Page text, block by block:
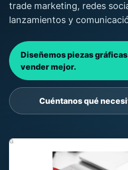
trade marketing, redes
lanzamientos y
Diseñemos piezas
vender mejor.
Cuéntanos qué